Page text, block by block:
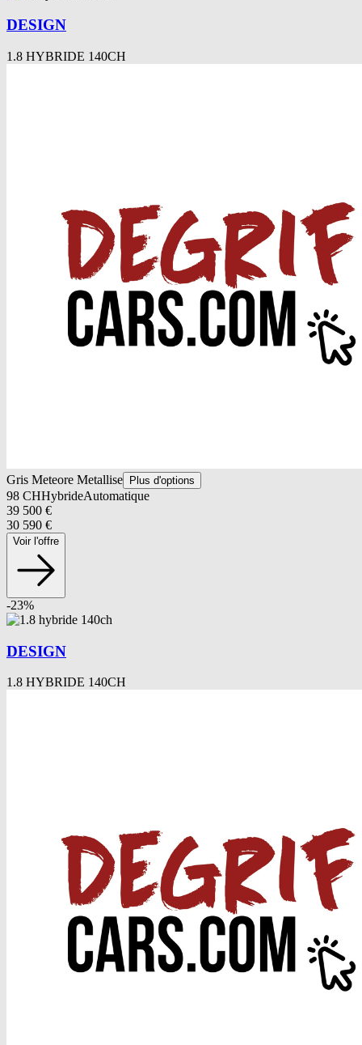
DESIGN
1.8 HYBRIDE 140CH
Gris Meteore Metallise Plus d'options
98 CHHybrideAutomatique
39 500 €
30 590 €
Voir l'offre
-23%
DESIGN
1.8 HYBRIDE 140CH